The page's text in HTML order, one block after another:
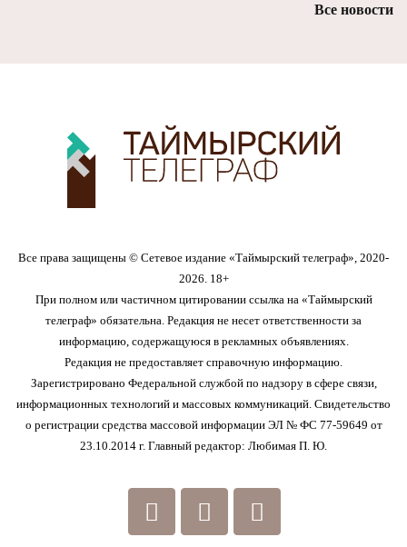
Все новости
Все права защищены © Сетевое издание «Таймырский телеграф», 2020-
2026. 18+
При полном или частичном цитировании ссылка на «Таймырский
телеграф» обязательна. Редакция не несет ответственности за
информацию, содержащуюся в рекламных объявлениях.
Редакция не предоставляет справочную информацию.
Зарегистрировано Федеральной службой по надзору в сфере связи,
информационных технологий и массовых коммуникаций. Свидетельство
о регистрации средства массовой информации ЭЛ № ФС 77-59649 от
23.10.2014 г. Главный редактор: Любимая П. Ю.